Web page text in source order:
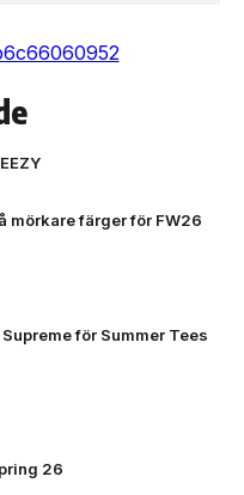
mörkare färger för FW26
för Summer Tees
26